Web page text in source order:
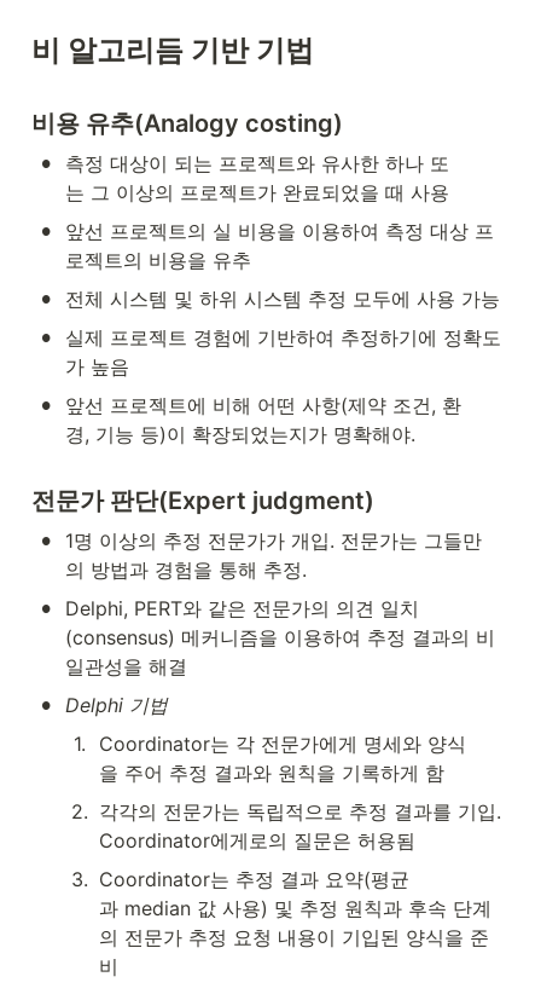
비 알고리듬 기반 기법
비용 유추(Analogy costing)
•
측정 대상이 되는 프로젝트와 유사한 하나 또
는 그 이상의 프로젝트가 완료되었을 때 사용
•
앞선 프로젝트의 실 비용을 이용하여 측정 대상 프
로젝트의 비용을 유추
• 전체 시스템 및 하위 시스템 추정 모두에 사용 가능
•
실제 프로젝트 경험에 기반하여 추정하기에 정확도
가 높음
•
앞선 프로젝트에 비해 어떤 사항(제약 조건, 환
경, 기능 등)이 확장되었는지가 명확해야.
전문가 판단(Expert judgment)
•
1명 이상의 추정 전문가가 개입. 전문가는 그들만
의 방법과 경험을 통해 추정.
•
Delphi, PERT와 같은 전문가의 의견 일치
(consensus) 메커니즘을 이용하여 추정 결과의 비
일관성을 해결
•
Delphi 기법
1.
Coordinator는 각 전문가에게 명세와 양식
을 주어 추정 결과와 원칙을 기록하게 함
2. 각각의 전문가는 독립적으로 추정 결과를 기입.
Coordinator에게로의 질문은 허용됨
3. Coordinator는 추정 결과 요약(평균
과 median 값 사용) 및 추정 원칙과 후속 단계
의 전문가 추정 요청 내용이 기입된 양식을 준
비